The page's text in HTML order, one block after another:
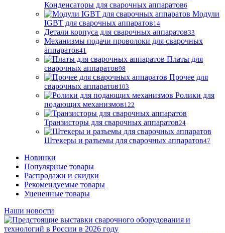
Конденсаторы для сварочных аппаратов6
Модули
IGBT для сварочных аппаратов14
Детали корпуса для сварочных аппаратов33
Механизмы подачи проволоки для сварочных
аппаратов41
Платы для
сварочных аппаратов98
Прочее для
сварочных аппаратов103
Ролики для
подающих механизмов122
Транзисторы для сварочных аппаратов24
Штекеры и разъемы для сварочных аппаратов47
Новинки
Популярные товары
Распродажи и скидки
Рекомендуемые товары
Уцененные товары
Наши новости